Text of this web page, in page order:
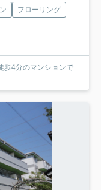
フローリング
歩4分のマンションで